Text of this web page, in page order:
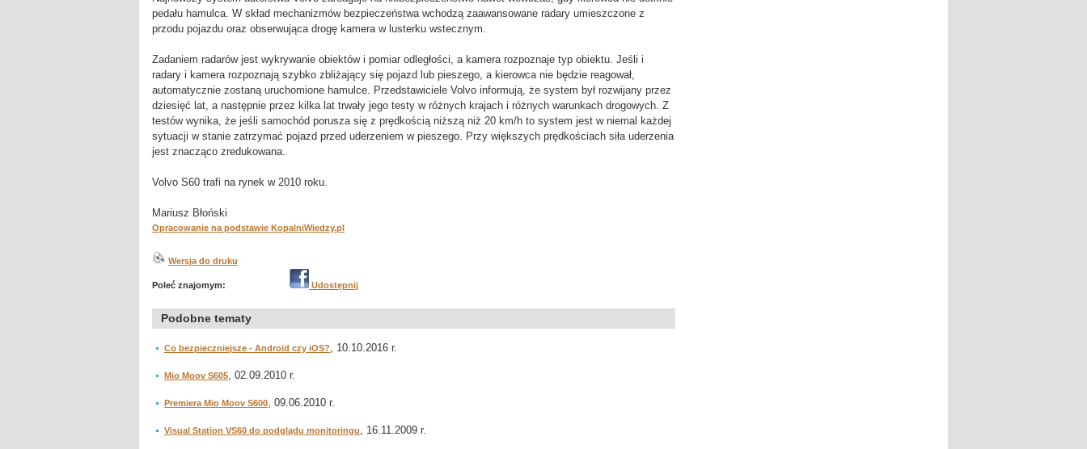
pedału hamulca. W skład mechanizmów bezpieczeństwa wchodzą zaawansowane radary umieszczone z
przodu pojazdu oraz obserwująca drogę kamera w lusterku wstecznym.
Zadaniem radarów jest wykrywanie obiektów i pomiar odległości, a kamera rozpoznaje typ obiektu. Jeśli i
radary i kamera rozpoznają szybko zbliżający się pojazd lub pieszego, a kierowca nie będzie reagował,
automatycznie zostaną uruchomione hamulce. Przedstawiciele Volvo informują, że system był rozwijany przez
dziesięć lat, a następnie przez kilka lat trwały jego testy w różnych krajach i różnych warunkach drogowych. Z
testów wynika, że jeśli samochód porusza się z prędkością niższą niż 20 km/h to system jest w niemal każdej
sytuacji w stanie zatrzymać pojazd przed uderzeniem w pieszego. Przy większych prędkościach siła uderzenia
jest znacząco zredukowana.
Volvo S60 trafi na rynek w 2010 roku.
Mariusz Błoński
Opracowanie na podstawie KopalniWiedzy.pl
Wersja do druku
Poleć znajomym: Udostępnij
Podobne tematy
Co bezpieczniejsze - Android czy iOS?, 10.10.2016 r.
Mio Moov S605, 02.09.2010 r.
Premiera Mio Moov S600, 09.06.2010 r.
Visual Station VS60 do podglądu monitoringu, 16.11.2009 r.